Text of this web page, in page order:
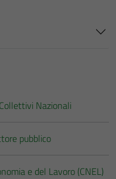
Nazionali
pubblico
e del Lavoro (CNEL)